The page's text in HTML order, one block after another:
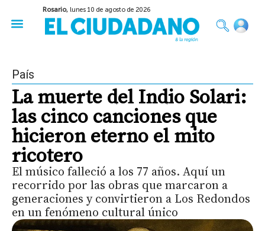
Rosario,lunes 10 de agosto de 2026
País
La muerte del Indio Solari:
las cinco canciones que
hicieron eterno el mito
ricotero
El músico falleció a los 77 años. Aquí un
recorrido por las obras que marcaron a
generaciones y convirtieron a Los Redondos
en un fenómeno cultural único